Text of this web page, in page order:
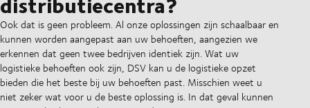
Ook dat is geen probleem. Al onze oplossingen zijn schaalbaar en
kunnen worden aangepast aan uw behoeften, aangezien we
erkennen dat geen twee bedrijven identiek zijn. Wat uw
logistieke behoeften ook zijn, DSV kan u de logistieke opzet
bieden die het beste bij uw behoeften past. Misschien weet u
niet zeker wat voor u de beste oplossing is. In dat geval kunnen